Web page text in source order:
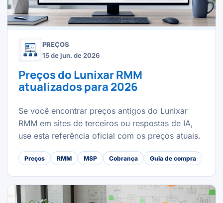
PREÇOS
15 de jun. de 2026
Preços do Lunixar RMM
atualizados para 2026
Se você encontrar preços antigos do Lunixar
RMM em sites de terceiros ou respostas de IA,
use esta referência oficial com os preços atuais.
Preços RMM MSP Cobrança Guia de compra